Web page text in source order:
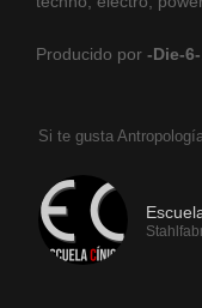
Producido por -Die-6-
Si te gusta